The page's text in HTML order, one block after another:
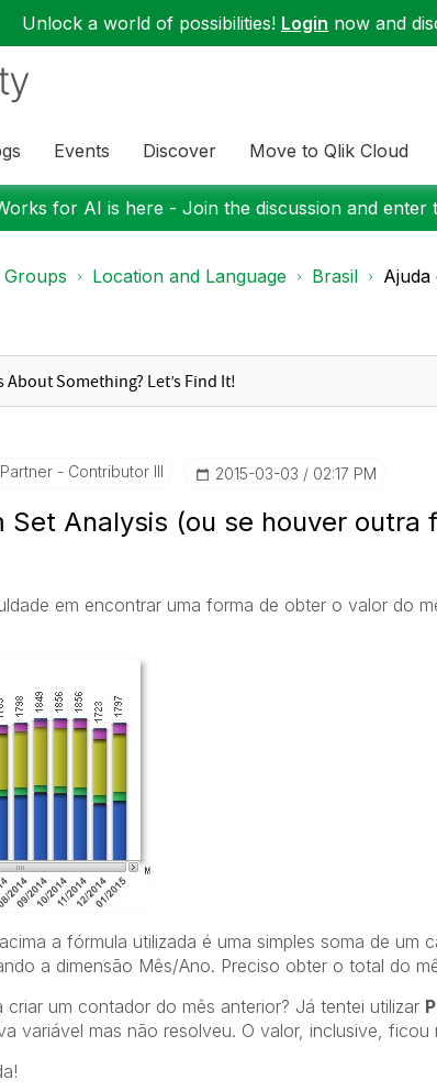
Unlock a world of possibilities! Login now and
Events Discover Move to Qlik Cloud
for AI is here - Join the discussion and enter
Groups Location and Language Brasil
- Contributor III ‎2015-03-03 02:17 PM
Set Analysis (ou se houver outra
em encontrar uma forma de obter o valor do
a fórmula utilizada é uma simples soma de um
a dimensão Mês/Ano. Preciso obter o total do
um contador do mês anterior? Já tentei utilizar
variável mas não resolveu. O valor, inclusive, ficou